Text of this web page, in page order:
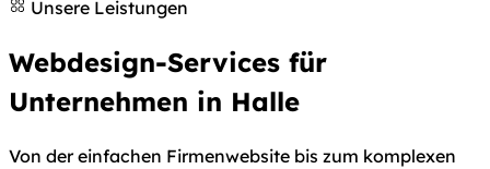
Unsere Leistungen
Webdesign-Services für
Unternehmen in Halle
Von der einfachen Firmenwebsite bis zum komplexen